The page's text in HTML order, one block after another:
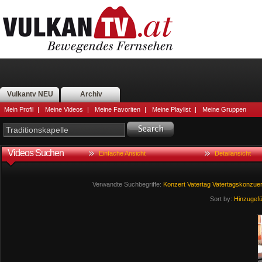
Vulkantv NEU Archiv
Mein Profil | Meine Videos | Meine Favoriten | Meine Playlist | Meine Gruppen
Videos Suchen Einfache Ansicht Detailansicht
Verwandte Suchbegriffe: Konzert Vatertag
Sort by: